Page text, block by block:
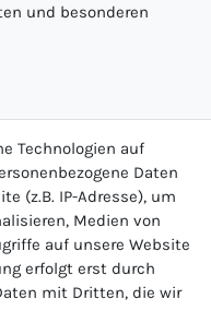
und besonderen
Technologien auf
Daten
(z.B. IP-Adresse), um
Medien von
auf unsere Website
erfolgt erst durch
mit Dritten, die wir